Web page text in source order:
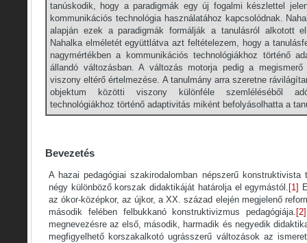
tanúskodik, hogy a paradigmák egy új fogalmi készlettel
kommunikációs technológia használatához kapcsolódnak.
alapján ezek a paradigmák formálják a tanulásról alkotott
Nahalka elméletét együttlátva azt feltételezem, hogy a
nagymértékben a kommunikációs technológiákhoz történő
állandó változásban. A változás motorja pedig a
viszony eltérő értelmezése. A tanulmány arra szeretne
objektum közötti viszony különféle szemléléséből
technológiákhoz történő adaptivitás miként befolyásolhatta a
Bevezetés
A hazai pedagógiai szakirodalomban népszerű konstruktivista
négy különböző korszak didaktikáját határolja el egymástól. [1]
az ókor-középkor, az újkor, a XX. század elején megjelenő
második felében felbukkanó konstruktivizmus pedagógiája. [2]
megnevezésre az első, második, harmadik és negyedik
megfigyelhető korszakalkotó ugrásszerű változások az